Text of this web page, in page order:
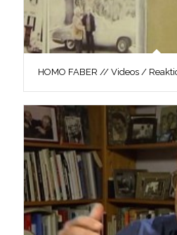
HOMO FABER // Videos /